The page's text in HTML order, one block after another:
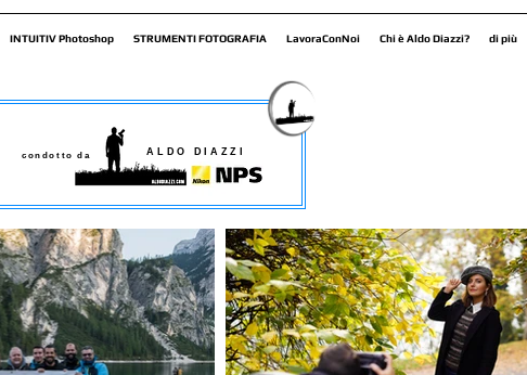
INTUITIV Photoshop STRUMENTI FOTOGRAFIA LavoraConNoi Chi è Aldo Diazzi? di più
condotto da ALDO DIAZZI